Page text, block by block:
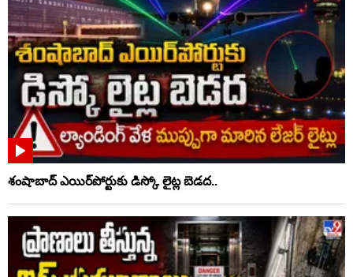
శంషాబాద్ ఎయిర్‌పోర్టుకు డిస్కో లైట్ల బెడద..